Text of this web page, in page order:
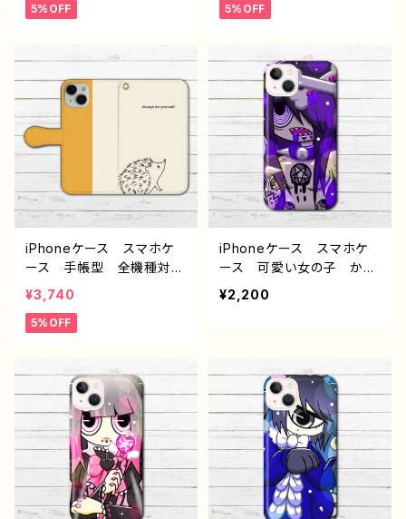
ラ リス ハムスター シ
Galaxy Android 人
気 オリジナル デザイ
ン グッズ 個性的 おす
すめ クリエイター イラス
トレーター 絵師 タイト
ル：小動物いっぱい手帳型
スマホケース（イエロー）
作：Hanami F-5
5%OFF
ラ リス ハムスター シ
Xperia Googlepixel
Galaxy Android 人
気 オリジナル デザイ
ン グッズ 個性的 おす
すめ クリエイター イラス
トレーター 絵師 タイト
ル：小動物いっぱい手帳型
スマホケース（レッド） 作：
Hanami F-5
5%OFF
iPhoneケース スマホケ
ース 手帳型 全機種対
応 おしゃれ 動物 イラ
スト ハリネズミ シンプ
ル ゆるかわ iPhone15/1
axy Android 人気 オ
リジナル デザイン グッ
ズ 個性的 おすすめ ク
リエイター イラストレータ
ー 絵師 タイトル：ハリネ
ズミ手帳型スマホケース
作：Hanami F-5
¥3,740
5%OFF
iPhoneケース スマホケ
ース 可愛い女の子 かっ
こいい女子 イラスト おし
ゃれ iPhone15/14/13/12/
ス ポップ タトゥー おす
すめ 個性的 人気 イラ
ストレーター 絵師 クリ
エイター オリジナル デ
ザイン グッズ タイトル：P
URPLE DEVIL 作：プラネ
¥2,200